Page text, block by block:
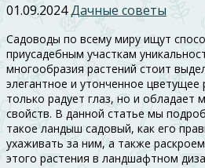
01.09.2024Дачные советы
Садоводы по всему миру ищут
приусадебным участкам
многообразия растений стоит
элегантное и утонченное цветущее
только радует глаз, но и обладает
свойств. В данной статье мы
такое ландыш садовый, как его
ухаживать за ним, а также
этого растения в ландшафтном